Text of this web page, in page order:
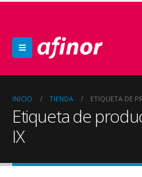
INICIO TIENDA ETIQUETA DE
Etiqueta de
IX